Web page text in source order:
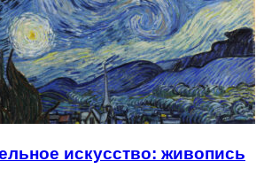
искусство: живопись